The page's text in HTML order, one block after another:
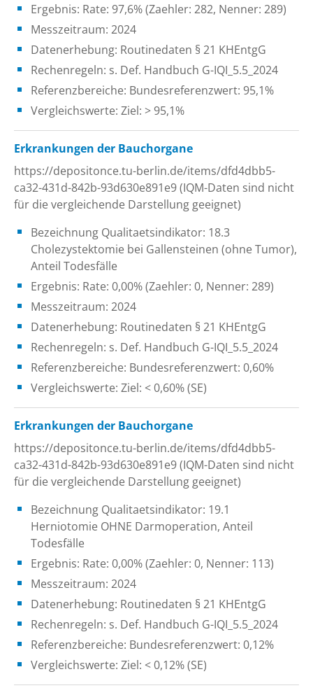
Ergebnis: Rate: 97,6% (Zaehler: 282, Nenner: 289)
Messzeitraum: 2024
Datenerhebung: Routinedaten § 21 KHEntgG
Rechenregeln: s. Def. Handbuch G-IQI_5.5_2024
Referenzbereiche: Bundesreferenzwert: 95,1%
Vergleichswerte: Ziel: > 95,1%
Erkrankungen der Bauchorgane
https://depositonce.tu-berlin.de/items/dfd4dbb5-
ca32-431d-842b-93d630e891e9 (IQM-Daten sind nicht
für die vergleichende Darstellung geeignet)
Bezeichnung Qualitaetsindikator: 18.3
Cholezystektomie bei Gallensteinen (ohne Tumor),
Anteil Todesfälle
Ergebnis: Rate: 0,00% (Zaehler: 0, Nenner: 289)
Messzeitraum: 2024
Datenerhebung: Routinedaten § 21 KHEntgG
Rechenregeln: s. Def. Handbuch G-IQI_5.5_2024
Referenzbereiche: Bundesreferenzwert: 0,60%
Vergleichswerte: Ziel: < 0,60% (SE)
Erkrankungen der Bauchorgane
https://depositonce.tu-berlin.de/items/dfd4dbb5-
ca32-431d-842b-93d630e891e9 (IQM-Daten sind nicht
für die vergleichende Darstellung geeignet)
Bezeichnung Qualitaetsindikator: 19.1
Herniotomie OHNE Darmoperation, Anteil
Todesfälle
Ergebnis: Rate: 0,00% (Zaehler: 0, Nenner: 113)
Messzeitraum: 2024
Datenerhebung: Routinedaten § 21 KHEntgG
Rechenregeln: s. Def. Handbuch G-IQI_5.5_2024
Referenzbereiche: Bundesreferenzwert: 0,12%
Vergleichswerte: Ziel: < 0,12% (SE)